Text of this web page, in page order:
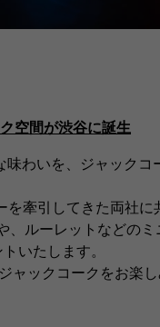
空間が渋谷に誕生
わいを、ジャック
牽引してきた両社
ルーレットなどの
いたします。
ックコークをお楽し